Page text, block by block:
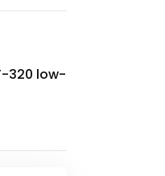
320 low-